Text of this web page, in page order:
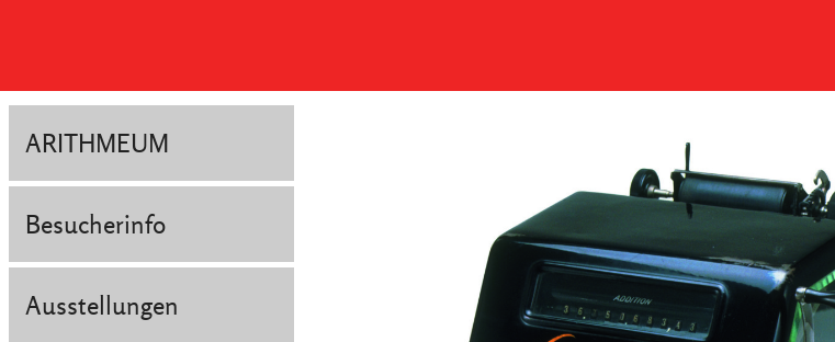
ARITHMEUM
Besucherinfo
Ausstellungen